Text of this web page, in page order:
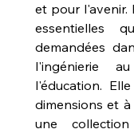
et pour l'avenir.
essentielles
demandées
l'ingénierie
l'éducation.
dimensions et
une